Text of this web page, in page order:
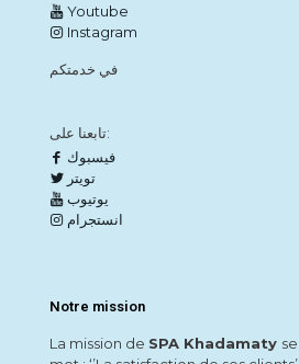
Youtube
Instagram
في خدمتكم
تابعنا على:
فيسبوك
تويتر
يوتيوب
انستجرام
Notre mission
La mission de SPA Khadamaty